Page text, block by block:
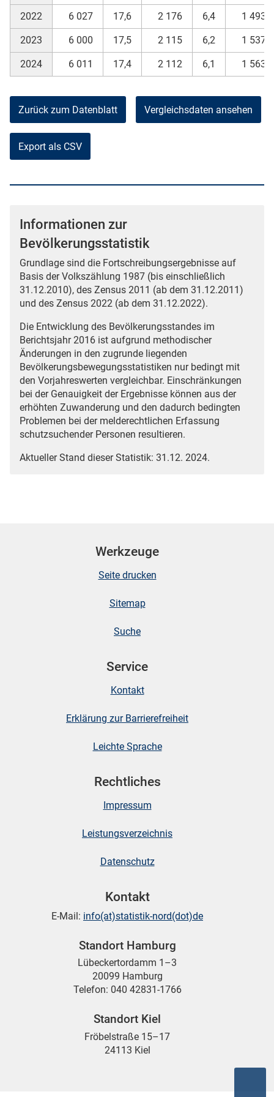
2022 6 027 17,6 2 176 6,4 1 493
2023 6 000 17,5 2 115 6,2 1 537
2024 6 011 17,4 2 112 6,1 1 563
Zurück zum Datenblatt Vergleichsdaten ansehen
Export als CSV
Informationen zur
Bevölkerungsstatistik
Grundlage sind die Fortschreibungsergebnisse auf
Basis der Volkszählung 1987 (bis einschließlich
31.12.2010), des Zensus 2011 (ab dem 31.12.2011)
und des Zensus 2022 (ab dem 31.12.2022).
Die Entwicklung des Bevölkerungsstandes im
Berichtsjahr 2016 ist aufgrund methodischer
Änderungen in den zugrunde liegenden
Bevölkerungsbewegungsstatistiken nur bedingt mit
den Vorjahreswerten vergleichbar. Einschränkungen
bei der Genauigkeit der Ergebnisse können aus der
erhöhten Zuwanderung und den dadurch bedingten
Problemen bei der melderechtlichen Erfassung
schutzsuchender Personen resultieren.
Aktueller Stand dieser Statistik: 31.12. 2024.
Werkzeuge
Seite drucken
Sitemap
Suche
Service
Kontakt
Erklärung zur Barrierefreiheit
Leichte Sprache
Rechtliches
Impressum
Leistungsverzeichnis
Datenschutz
Kontakt
E-Mail: info(at)statistik-nord(dot)de
Standort Hamburg
Lübeckertordamm 1–3
20099 Hamburg
Telefon: 040 42831-1766
Standort Kiel
Fröbelstraße 15–17
24113 Kiel